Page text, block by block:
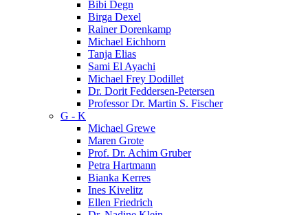
Bibi Degn
Birga Dexel
Rainer Dorenkamp
Michael Eichhorn
Tanja Elias
Sami El Ayachi
Michael Frey Dodillet
Dr. Dorit Feddersen-Petersen
Professor Dr. Martin S. Fischer
G - K
Michael Grewe
Maren Grote
Prof. Dr. Achim Gruber
Petra Hartmann
Bianka Kerres
Ines Kivelitz
Ellen Friedrich